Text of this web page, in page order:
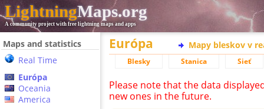
LightningMaps.org
A community project with free lightning maps and apps
Maps and statistics
Real Time
Európa
Oceania
America
Európa Mapy bleskov v
Blesky Stanica Sieť
Please note that the data
new ones in the future.